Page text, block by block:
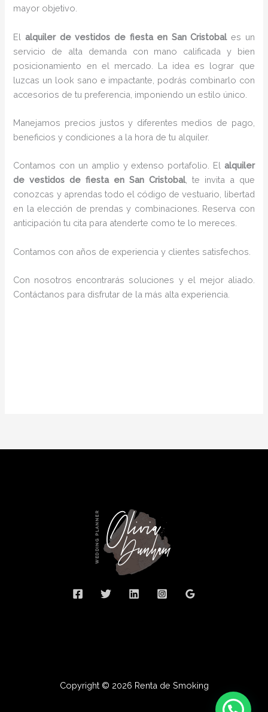
mayor objetivo.
Elalquiler de vestidos de fiesta en San Cristobal es un
servicio de alta demanda con mano calificada y bien
posicionamiento en el mercado. La idea es lograr que
luzcas un look sano e impactante, podrás combinarlo con
accesorios de tu preferencia, imponiendo un estilo único.
Manejamos precios justos y diferentes medios de pago,
beneficios y condiciones a la hora de tu alquiler.
Contamos con un amplio y extenso portafolio. El alquiler
de vestidos de fiesta en San Cristobal, te invita a que
conozcas y aprendas todo el código de vestuario, libertad
en la elección de prendas y combinaciones. Reserva con
anticipación tu cita para atenderte como te lo mereces.
Contamos con años de experiencia y clientes satisfechos.
Con nosotros encontrarás soluciones y el mejor aliado.
Contáctanos para disfrutar de la más alta experiencia.
Copyright © 2026 Renta de Smoking